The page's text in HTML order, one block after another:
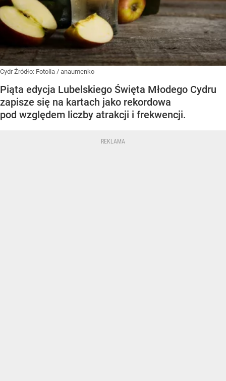
CydrŹródło: Fotolia / anaumenko
Piąta edycja Lubelskiego Święta Młodego Cydru
zapisze się na kartach jako rekordowa
pod względem liczby atrakcji i frekwencji.